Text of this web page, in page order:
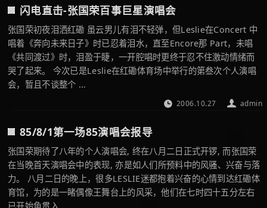
闪电直击-张国荣百事巨星演唱会
张国荣初夜泪洒红磡 虽云男儿有泪不轻弹，但Leslie在Concert 中
唱着《奔向未来日子》时已忍着泪水，直至Encore那 Part，未唱
《共同渡过》时，泪盈于睫，一开腔唱时更终于忍不住激动情绪而
哭了起来。 今次已是Leslie在红磡体育场中举行的第叁次个人演唱
会，暂且不谈整个 ...
admin
2006.10.27
85/8/1第一场85演唱会报导
张国荣期待了八年的个人演唱会, 终在八月二日正式开锣, 而张国荣
在当晚首天演唱会中的表现, 亦是如人们所预料中的风骚、兴奋与落
力。 八月二日的晚上，很多LESLIE迷都抱着兴奋的心情到达红磡体
育馆，为的是一睹偶像王舞台上的风采，他们在七时四十五分左右